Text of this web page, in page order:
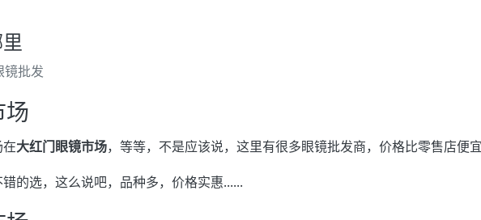
镜批发
大红门眼镜市场，等等，不是应该说，这里有很多眼镜批发商，价格比零售店便
的选，这么说吧，品种多，价格实惠......